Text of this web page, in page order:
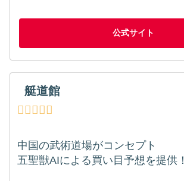
公式サイト
艇道館
中国の武術道場がコンセプト
五聖獣AIによる買い目予想を提供！